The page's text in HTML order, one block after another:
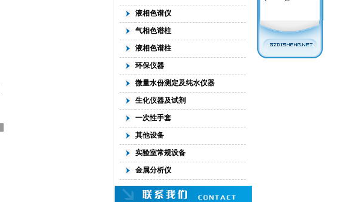
液相色谱仪
气相色谱柱
液相色谱柱
环保仪器
微量水份测定及纯水仪器
生化仪器及试剂
一次性手套
其他设备
实验室常规设备
金属分析仪